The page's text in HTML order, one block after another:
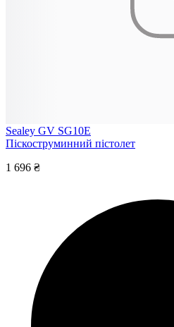
Sealey GV SG10E
Піскоструминний пістолет
1 696 ₴